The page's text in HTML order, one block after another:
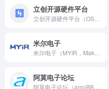
立创开源硬件平台
米尔电子
阿莫电子论坛